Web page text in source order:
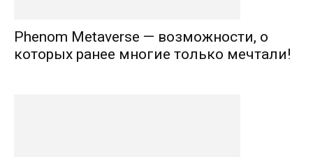
Phenom Metaverse — возможности, о
которых ранее многие только мечтали!